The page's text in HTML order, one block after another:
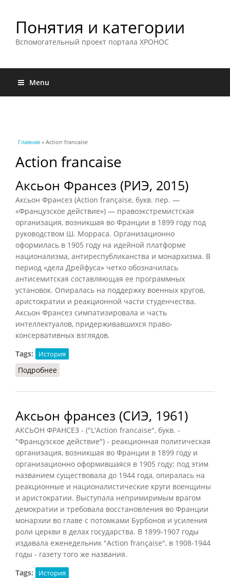
Понятия и категории
Вспомогательный проект портала ХРОНОС
Menu
Вы здесь
Главная » Action francaise
Action francaise
Аксьон Франсез (РИЭ, 2015)
Аксьон Франсез (Action française, букв. пер. —
«Французское действие») — правоэкстремистская
организация, возникшая во Франции в 1899 году под
руководством Ш. Морраса. Организационно
оформилась в 1905 году на идейной платформе
национализма, антиреспубликанства и монархизма. В
период «дела Дрейфуса» четко обозначилась
антисемитская составляющая ее программных
установок. Опиралась на поддержку военных кругов,
аристократии и реакционной части студенчества.
Аксьон Франсез симпатизировала и часть
интеллектуалов, придерживавшихся право-
консервативных взглядов.
Tags:
История
Подробнее
Аксьон франсез (СИЭ, 1961)
АКСЬОН ФРАНСЕЗ - ("L'Action francaise", букв. -
"Французское действие") - реакционная политическая
организация, возникшая во Франции в 1899 году и
организационно оформившаяся в 1905 году; под этим
названием существовала до 1944 года, опиралась на
реакционные и националистические круги военщины
и аристократии. Выступала непримиримым врагом
демократии и требовала восстановления во Франции
монархии во главе с потомками Бурбонов и усиления
роли церкви в делах государства. В 1899-1907 годы
издавала еженедельник "Action française", в 1908-1944
годы - газету того же названия.
Tags:
История